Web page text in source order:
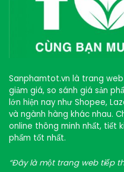
Sanphamtot.vn là trang
giảm giá, so sánh giá sản
lớn hiện nay như Shopee,
và ngành hàng khác nhau.
online thông minh nhất, tiết
phẩm tốt nhất.
“Đây là một trang web tiếp